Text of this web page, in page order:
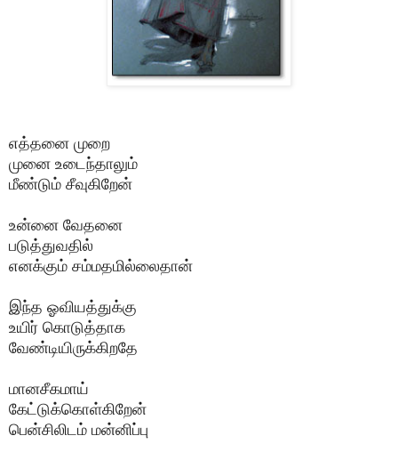
எத்தனை முறை
முனை உடைந்தாலும்
மீண்டும் சீவுகிறேன்
உன்னை வேதனை
படுத்துவதில்
எனக்கும் சம்மதமில்லைதான்
இந்த ஓவியத்துக்கு
உயிர் கொடுத்தாக
வேண்டியிருக்கிறதே
மானசீகமாய்
கேட்டுக்கொள்கிறேன்
பென்சிலிடம் மன்னிப்பு